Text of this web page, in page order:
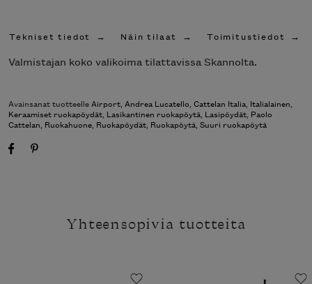
Tekniset tiedot Näin tilaat Toimitustiedot
Valmistajan koko valikoima tilattavissa Skannolta.
Avainsanat tuotteelleAirport, Andrea Lucatello, Cattelan Italia, Italialainen,
Keraamiset ruokapöydät, Lasikantinen ruokapöytä, Lasipöydät, Paolo
Cattelan, Ruokahuone, Ruokapöydät, Ruokapöytä, Suuri ruokapöytä
Yhteensopivia tuotteita